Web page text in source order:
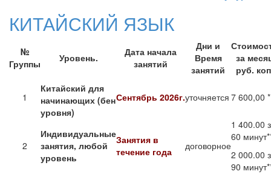
КИТАЙСКИЙ ЯЗЫК
№
Группы
Уровень.
Дата начала
занятий
Дни и
Время
занятий
за
руб.
1
Китайский для
начинающих (бен
уровня)
Сентябрь 2026г.уточняется 7 600,00 *
2
Индивидуальные
занятия, любой
уровень
Занятия в
течение года
договорное
1 400.00
60
2 000.00
90